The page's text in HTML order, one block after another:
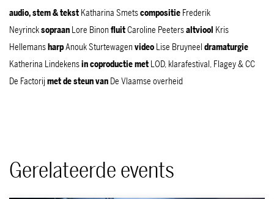
audio, stem & tekst Katharina Smetscompositie Frederik
Neyrincksopraan Lore Binon fluitCaroline Peetersaltviool Kris
HellemansharpAnouk Sturtewagen video Lise Bruyneel dramaturgie
Katherina Lindekensin coproductie met LOD, klarafestival, Flagey & CC
De Factorij met de steun van De Vlaamse overheid
Gerelateerde events